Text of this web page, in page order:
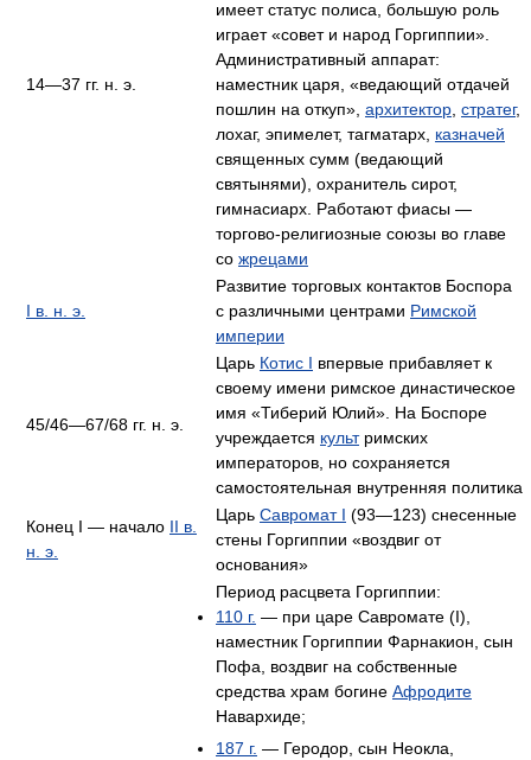
14—37 гг. н. э.
имеет статус полиса, большую роль
играет «совет и народ Горгиппии».
Административный аппарат:
наместник царя, «ведающий отдачей
пошлин на откуп», архитектор, стратег,
лохаг, эпимелет, тагматарх, казначей
священных сумм (ведающий
святынями), охранитель сирот,
гимнасиарх. Работают фиасы —
торгово-религиозные союзы во главе
со жрецами
I в. н. э.
Развитие торговых контактов Боспора
с различными центрами Римской
империи
45/46—67/68 гг. н. э.
Царь Котис I впервые прибавляет к
своему имени римское династическое
имя «Тиберий Юлий». На Боспоре
учреждается культримских
императоров, но сохраняется
самостоятельная внутренняя политика
Конец I — начало II в.
н. э.
Царь Савромат I (93—123) снесенные
стены Горгиппии «воздвиг от
основания»
Период расцвета Горгиппии:
110 г. — при царе Савромате (I),
наместник Горгиппии Фарнакион, сын
Пофа, воздвиг на собственные
средства храм богине Афродите
Навархиде;
187 г. — Геродор, сын Неокла,